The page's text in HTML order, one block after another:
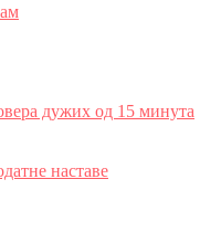
дужих од 15 минута
наставе